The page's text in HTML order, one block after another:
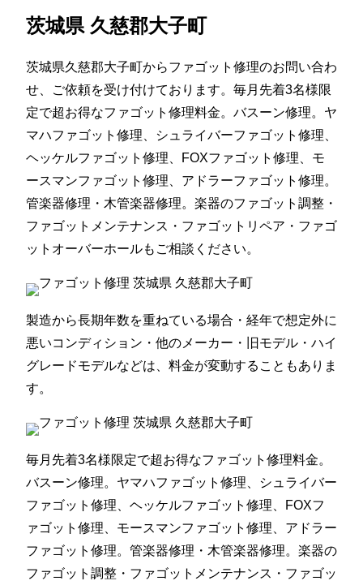
茨城県 久慈郡大子町
茨城県久慈郡大子町からファゴット修理のお問い合わ
せ、ご依頼を受け付けております。毎月先着3名様限
定で超お得なファゴット修理料金。バスーン修理。ヤ
マハファゴット修理、シュライバーファゴット修理、
ヘッケルファゴット修理、FOXファゴット修理、モ
ースマンファゴット修理、アドラーファゴット修理。
管楽器修理・木管楽器修理。楽器のファゴット調整・
ファゴットメンテナンス・ファゴットリペア・ファゴ
ットオーバーホールもご相談ください。
製造から長期年数を重ねている場合・経年で想定外に
悪いコンディション・他のメーカー・旧モデル・ハイ
グレードモデルなどは、料金が変動することもありま
す。
毎月先着3名様限定で超お得なファゴット修理料金。
バスーン修理。ヤマハファゴット修理、シュライバー
ファゴット修理、ヘッケルファゴット修理、FOXフ
ァゴット修理、モースマンファゴット修理、アドラー
ファゴット修理。管楽器修理・木管楽器修理。楽器の
ファゴット調整・ファゴットメンテナンス・ファゴッ